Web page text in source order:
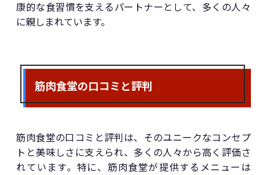
康的な食習慣を支えるパートナーとして、多くの人々
に親しまれています。
筋肉食堂の口コミと評判
筋肉食堂の口コミと評判は、そのユニークなコンセプ
トと美味しさに支えられ、多くの人々から高く評価さ
れています。特に、筋肉食堂が提供するメニューは